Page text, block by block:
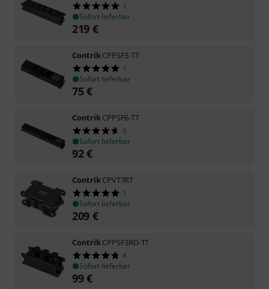
1
Sofort lieferbar
219 €
ContrikCPPSF3-TT
1
Sofort lieferbar
75€
ContrikCPPSF6-TT
5
Sofort lieferbar
92€
ContrikCPVT7RT
1
Sofort lieferbar
209 €
ContrikCPPSF3RD-TT
4
Sofort lieferbar
99€